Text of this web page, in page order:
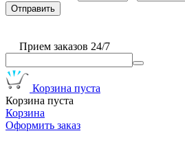
Отправить
Прием заказов 24/7
Корзина пуста
Корзина пуста
Корзина
Оформить заказ